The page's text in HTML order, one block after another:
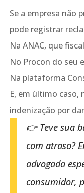
Se a empresa não
pode registrar
Na ANAC, que
No Procon do seu
Na plataforma
E, em último caso,
indenização por
👉 Teve sua
com atraso?
advogada
consumidor,